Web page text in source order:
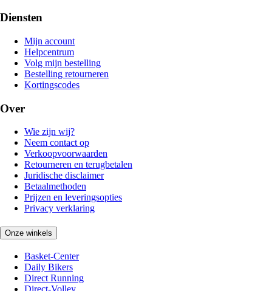
Diensten
Mijn account
Helpcentrum
Volg mijn bestelling
Bestelling retourneren
Kortingscodes
Over
Wie zijn wij?
Neem contact op
Verkoopvoorwaarden
Retourneren en terugbetalen
Juridische disclaimer
Betaalmethoden
Prijzen en leveringsopties
Privacy verklaring
Onze winkels
Basket-Center
Daily Bikers
Direct Running
Direct-Volley